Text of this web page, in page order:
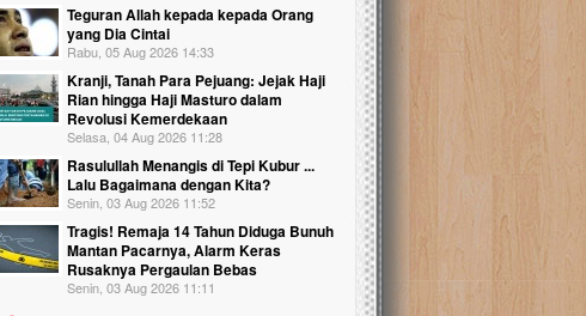
Teguran Allah kepada kepada Orang
yang Dia Cintai
Rabu, 05 Aug 2026 14:33
Kranji, Tanah Para Pejuang: Jejak Haji
Rian hingga Haji Masturo dalam
Revolusi Kemerdekaan
Selasa, 04 Aug 2026 11:28
Rasulullah Menangis di Tepi Kubur ...
Lalu Bagaimana dengan Kita?
Senin, 03 Aug 2026 11:52
Tragis! Remaja 14 Tahun Diduga Bunuh
Mantan Pacarnya, Alarm Keras
Rusaknya Pergaulan Bebas
Senin, 03 Aug 2026 11:11